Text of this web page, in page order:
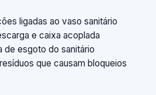
ligadas ao vaso sanitário
e caixa acoplada
de esgoto do sanitário
que causam bloqueios